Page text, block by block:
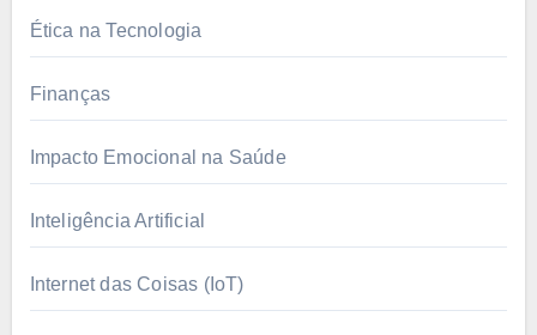
Ética na Tecnologia
Finanças
Impacto Emocional na Saúde
Inteligência Artificial
Internet das Coisas (IoT)